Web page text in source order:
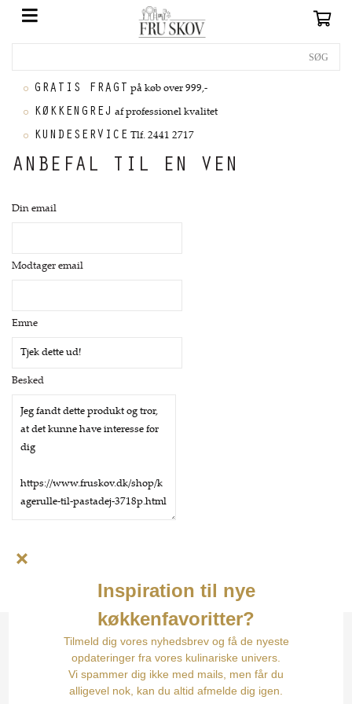
GRATIS FRAGT på køb over 999,-
KØKKENGREJ af professionel kvalitet
KUNDESERVICE Tlf. 2441 2717
ANBEFAL TIL EN VEN
Din email
Modtager email
Emne
Besked